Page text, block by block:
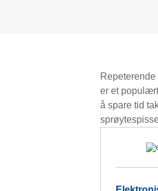
er et
å spare tid